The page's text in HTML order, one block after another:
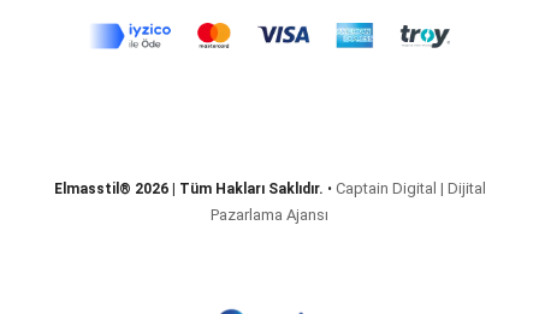
Elmasstil® 2026 | Tüm Hakları Saklıdır. • Captain Digital | Dijital
Pazarlama Ajansı